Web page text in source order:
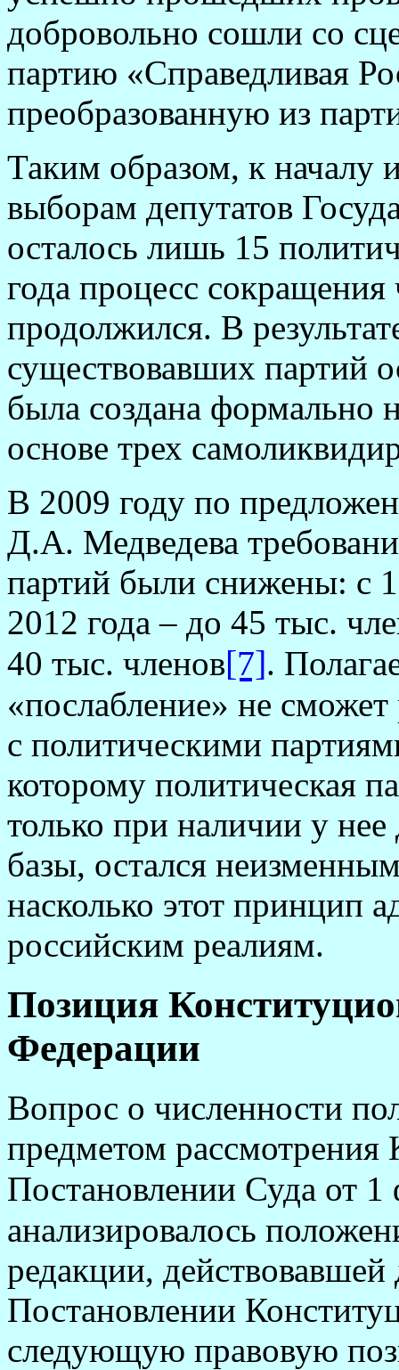
добровольно сошли со
партию «Справедливая
преобразованную из
Таким образом, к началу
выборам депутатов
осталось лишь 15
года процесс
продолжился. В
существовавших партий
была создана формально
основе трех
В 2009 году по
Д.А. Медведева
партий были снижены: с
2012 года – до 45 тыс.
40 тыс. членов[7].
«послабление» не
с политическими
которому политическая
только при наличии у
базы, остался
насколько этот принцип
российским реалиям.
Позиция
Федерации
Вопрос о численности
предметом
Постановлении Суда от
анализировалось
редакции,
Постановлении
следующую правовую